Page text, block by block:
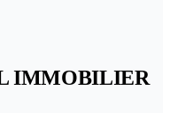
IMMOBILIER